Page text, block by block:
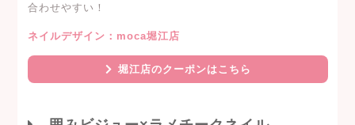
合わせやすい！
ネイルデザイン：moca堀江店
堀江店のクーポンはこちら